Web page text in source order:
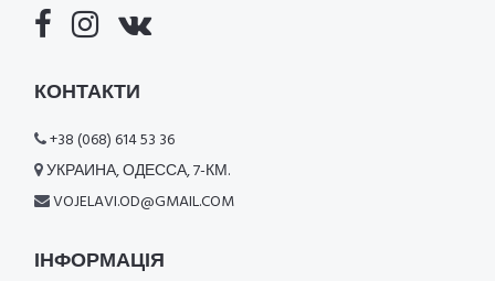
КОНТАКТИ
+38 (068) 614 53 36
УКРАИНА, ОДЕССА, 7-КМ.
VOJELAVI.OD@GMAIL.COM
ІНФОРМАЦІЯ